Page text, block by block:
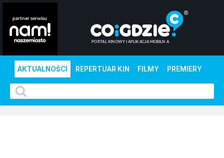
AKTUALNOŚCI REPERTUAR KIN FILMY PREMIERY